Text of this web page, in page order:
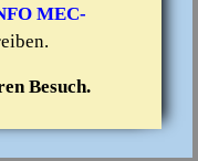
MEC-
Besuch.